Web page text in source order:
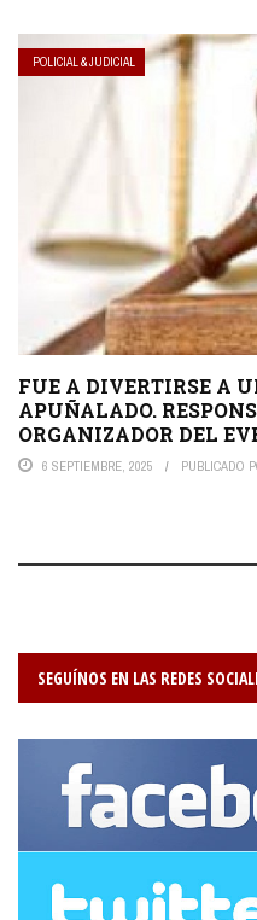
POLICIAL & JUDICIAL
FUE A DIVERTIRSE A
APUÑALADO.
ORGANIZADOR DEL
6 SEPTIEMBRE, 2025 PUBLICADO
SEGUÍNOS EN LAS REDES